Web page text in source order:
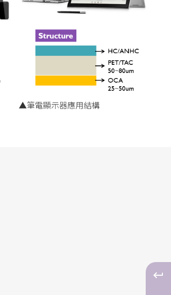
▲筆電顯示器應用結構